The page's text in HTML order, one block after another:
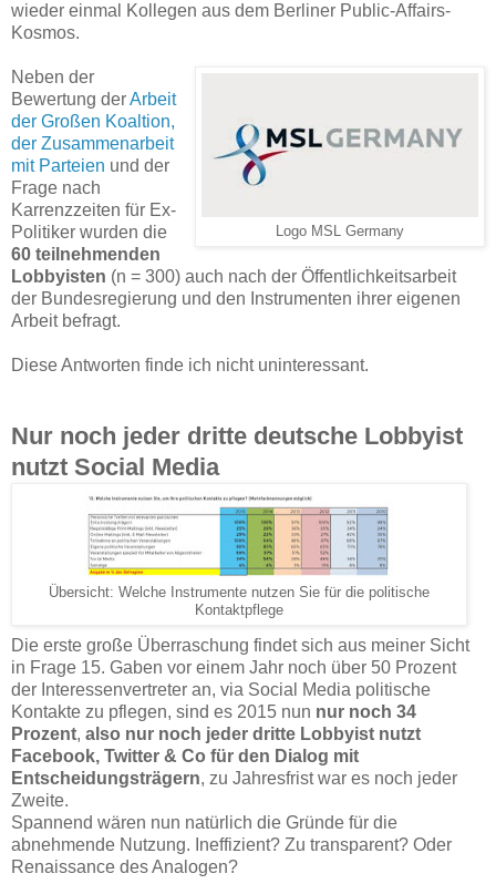
wieder einmal Kollegen aus dem Berliner Public-Affairs-
Kosmos.
Logo MSL Germany
Neben der
Bewertung derArbeit
der Großen Koaltion,
der Zusammenarbeit
mit Parteien und der
Frage nach
Karrenzzeiten für Ex-
Politiker wurden die
60 teilnehmenden
Lobbyisten (n = 300) auch nach der Öffentlichkeitsarbeit
der Bundesregierung und den Instrumenten ihrer eigenen
Arbeit befragt.
Diese Antworten finde ich nicht uninteressant.
Nur noch jeder dritte deutsche Lobbyist
nutzt Social Media
Übersicht: Welche Instrumente nutzen Sie für die politische
Kontaktpflege
Die erste große Überraschung findet sich aus meiner Sicht
in Frage 15. Gaben vor einem Jahr noch über 50 Prozent
der Interessenvertreter an, via Social Media politische
Kontakte zu pflegen, sind es 2015 nun nur noch 34
Prozent, also nur noch jeder dritte Lobbyist nutzt
Facebook, Twitter & Co für den Dialog mit
Entscheidungsträgern, zu Jahresfrist war es noch jeder
Zweite.
Spannend wären nun natürlich die Gründe für die
abnehmende Nutzung. Ineffizient? Zu transparent? Oder
Renaissance des Analogen?